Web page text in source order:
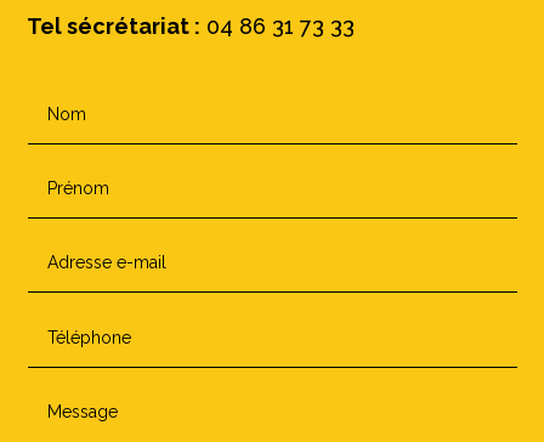
Tel sécrétariat : 04 86 31 73 33